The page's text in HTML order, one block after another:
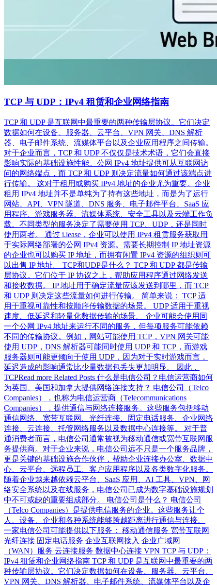
TCP 与 UDP：IPv4 租赁和企业网络指南
TCP 和 UDP 是互联网中最重要的两种传输层协议。它们决定
数据如何在设备、服务器、云平台、VPN 网关、DNS 解析
器、电子邮件系统、流媒体平台以及企业应用程序之间传输。
对于企业而言，TCP 和 UDP 不仅仅是技术术语，它们会直接
影响实际的基础设施性能。公网 IPv4 地址提供可从互联网访
问的网络端点，而 TCP 和 UDP 则决定流量如何通过该端点进
行传输。 这对于租用或购买 IPv4 地址的企业尤为重要。企业
租用 IPv4 地址并不是单纯为了持有这些地址，而是为了运行
网站、API、VPN 隧道、DNS 服务、电子邮件平台、SaaS 应
用程序、游戏服务器、流媒体系统、安全工具以及云端工作负
载。不同类型的服务决定了需要使用 TCP、UDP，还是同时
使用两者。 通过 i.lease，企业可以使用 IPv4 租赁服务获取用
于实际网络部署的公网 IPv4 资源。需要长期控制 IP 地址资源
的企业也可以购买 IP 地址，而拥有闲置 IPv4 资源的组织则可
以出售 IP 地址。 TCP和UDP是什么？ TCP 和 UDP 都是传输
层协议。它们位于 IP 协议之上，帮助应用程序通过网络发送
和接收数据。 IP 地址用于确定流量应该发送到哪里，而 TCP
和 UDP 则决定这些流量如何进行传输。 简单来说： TCP 适
用于重视可靠性和按顺序传输数据的场景。 UDP 适用于重视
速度、低延迟和轻量化数据传输的场景。 企业可能会使用同
一个公网 IPv4 地址来运行不同的服务，但每项服务可能依赖
不同的传输协议。例如，网站可能使用 TCP，VPN 网关可能
使用 UDP，DNS 解析器可能同时使用 UDP 和 TCP，而游戏
服务器则可能更倾向于使用 UDP，因为对于实时游戏而言，
延迟造成的影响通常比少量数据包丢失更加明显。 因此，
TCPRead more Related Posts 什么是电信公司？电信运营商如何
为英国、美国和加拿大提供网络连接支持？ 电信公司（Telco
Companies），也称为电信运营商（Telecommunications
Companies），提供通信与网络连接服务。这些服务包括移动
通信网络、宽带互联网、光纤连接、固定电话服务、企业网络
连接、云连接、托管网络服务以及数据中心连接等。 对于普
通消费者而言，电信公司通常被视为移动通信或宽带互联网服
务提供商。对于企业来说，电信公司远不只是一个服务品牌，
更是关键的基础设施合作伙伴，帮助企业连接办公室、数据中
心、云平台、远程员工、客户应用程序以及各类数字化服务。
随着企业越来越依赖云平台、SaaS 应用、AI 工具、VPN、网
络安全系统以及在线服务，电信公司已成为数字基础设施规划
中不可或缺的重要组成部分。 电信公司是什么？ 电信公司
（Telco Companies）是提供电信服务的企业。这些服务让个
人、设备、企业和各种系统能够跨越距离进行通信与连接。
一家电信公司可能提供以下服务： 移动通信服务 宽带互联网
光纤连接 固定电话服务 企业互联网接入 企业广域网
（WAN）服务 云连接服务 数据中心连接 VPN TCP 与 UDP：
IPv4 租赁和企业网络指南 TCP 和 UDP 是互联网中最重要的两
种传输层协议。它们决定数据如何在设备、服务器、云平台、
VPN 网关、DNS 解析器、电子邮件系统、流媒体平台以及企